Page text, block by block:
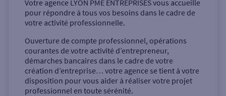
Votre agence LYON PME ENTREPRISESvous accueille
pour répondre à tous vos besoins dans le cadre de
votre activité professionnelle.
Ouverture de compte professionnel, opérations
courantes de votre activité d’entrepreneur,
démarches bancaires dans le cadre de votre
création d’entreprise… votre agence se tient à votre
disposition pour vous aider à réaliser votre projet
professionnel en toute sérénité.